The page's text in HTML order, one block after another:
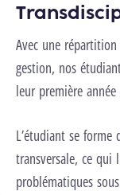
Avec une
gestion, nos
leur première
L’étudiant se
transversale, ce qui
problématiques